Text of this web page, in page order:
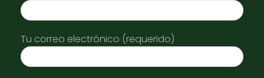
Tu correo electrónico (requerido)